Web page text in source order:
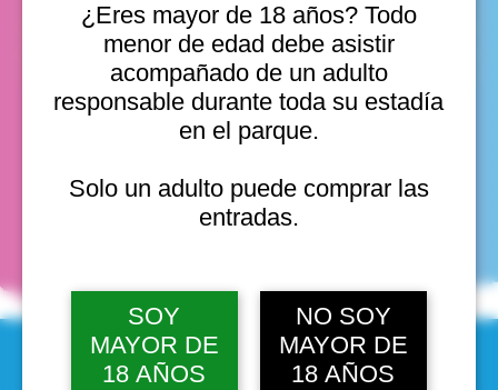
¿Eres mayor de 18 años? Todo
menor de edad debe asistir
acompañado de un adulto
responsable durante toda su estadía
en el parque.
Solo un adulto puede comprar las
entradas.
SOY
MAYOR DE
18 AÑOS
NO SOY
MAYOR DE
18 AÑOS
lun, 10 ago, 10:00 a. m.
lun, 10 ago, 11:00 a. m.
lun, 10 ago, 12:00 p. m.
Ver 20
fechas
© 2025 by Scantastic.